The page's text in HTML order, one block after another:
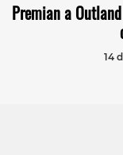
Premian a
14